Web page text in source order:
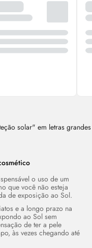
o uso de um
que você não esteja
de exposição ao Sol.
e a longo prazo na
ao Sol sem
de ter a pele
às vezes chegando até